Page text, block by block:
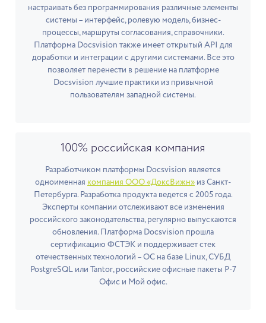
настраивать без программирования различные элементы
системы – интерфейс, ролевую модель, бизнес-
процессы, маршруты согласования, справочники.
Платформа Docsvision также имеет открытый API для
доработки и интеграции с другими системами. Все это
позволяет перенести в решение на платформе
Docsvision лучшие практики из привычной
пользователям западной системы.
100% российская компания
Разработчиком платформы Docsvision является
одноименная компания ООО «ДоксВижн» из Санкт-
Петербурга. Разработка продукта ведется с 2005 года.
Эксперты компании отслеживают все изменения
российского законодательства, регулярно выпускаются
обновления. Платформа Docsvision прошла
сертификацию ФСТЭК и поддерживает стек
отечественных технологий – ОС на базе Linux, СУБД
PostgreSQL или Tantor, российские офисные пакеты Р-7
Офис и Мой офис.